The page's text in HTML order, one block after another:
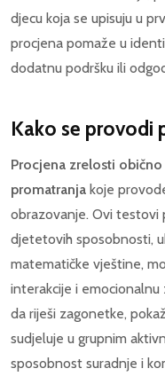
djecu koja se upisuju u
procjena pomaže u
dodatnu podršku ili
Kako se provodi
Procjena zrelosti
promatranja koje
obrazovanje. Ovi testovi
djetetovih sposobnosti,
matematičke vještine,
interakcije i
da riješi zagonetke,
sudjeluje u grupnim
sposobnost suradnje i